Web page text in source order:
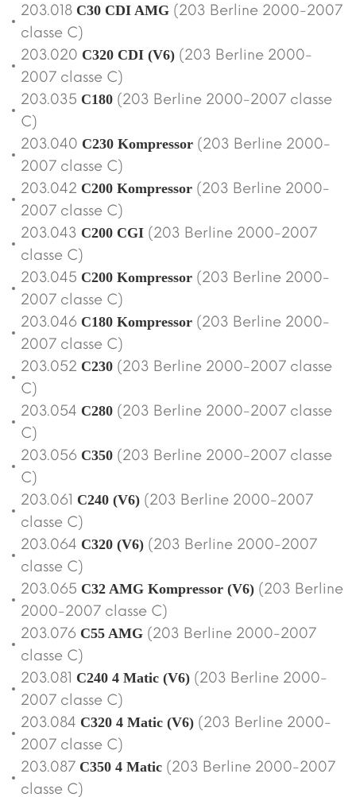
203.018 C30 CDI AMG (203 Berline 2000-2007
classe C)
203.020 C320 CDI (V6) (203 Berline 2000-
2007 classe C)
203.035 C180 (203 Berline 2000-2007 classe
C)
203.040 C230 Kompressor (203 Berline 2000-
2007 classe C)
203.042 C200 Kompressor (203 Berline 2000-
2007 classe C)
203.043 C200 CGI (203 Berline 2000-2007
classe C)
203.045 C200 Kompressor (203 Berline 2000-
2007 classe C)
203.046 C180 Kompressor (203 Berline 2000-
2007 classe C)
203.052 C230 (203 Berline 2000-2007 classe
C)
203.054 C280 (203 Berline 2000-2007 classe
C)
203.056 C350 (203 Berline 2000-2007 classe
C)
203.061 C240 (V6) (203 Berline 2000-2007
classe C)
203.064 C320 (V6) (203 Berline 2000-2007
classe C)
203.065 C32 AMG Kompressor (V6) (203 Berline
2000-2007 classe C)
203.076 C55 AMG (203 Berline 2000-2007
classe C)
203.081 C240 4 Matic (V6) (203 Berline 2000-
2007 classe C)
203.084 C320 4 Matic (V6) (203 Berline 2000-
2007 classe C)
203.087 C350 4 Matic (203 Berline 2000-2007
classe C)